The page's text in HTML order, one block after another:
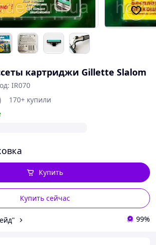
картриджи Gillette Slalom
IR070
170+ купили
Купить сейчас
Купить
99%